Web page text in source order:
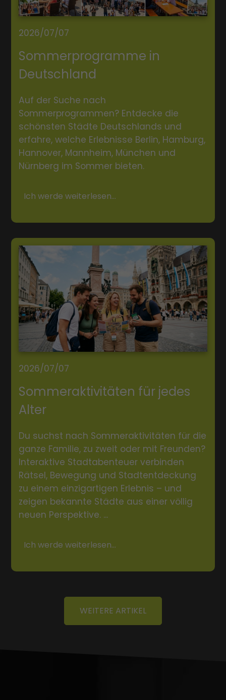
2026/07/07
Sommerprogramme in
Deutschland
Auf der Suche nach
Sommerprogrammen? Entdecke die
schönsten Städte Deutschlands und
erfahre, welche Erlebnisse Berlin, Hamburg,
Hannover, Mannheim, München und
Nürnberg im Sommer bieten.
Ich werde weiterlesen...
2026/07/07
Sommeraktivitäten für jedes
Alter
Du suchst nach Sommeraktivitäten für die
ganze Familie, zu zweit oder mit Freunden?
Interaktive Stadtabenteuer verbinden
Rätsel, Bewegung und Stadtentdeckung
zu einem einzigartigen Erlebnis – und
zeigen bekannte Städte aus einer völlig
neuen Perspektive. ...
Ich werde weiterlesen...
WEITERE ARTIKEL